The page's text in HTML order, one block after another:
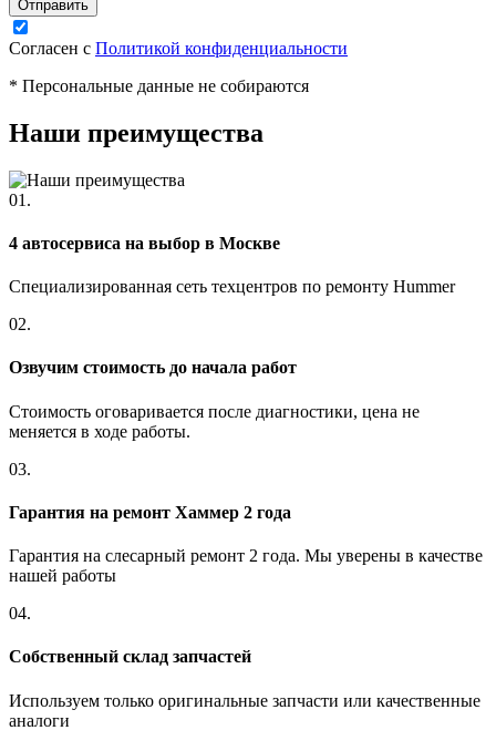
Согласен с Политикой конфиденциальности
* Персональные данные не собираются
Наши преимущества
01.
4 автосервиса на выбор в Москве
Специализированная сеть техцентров по ремонту Hummer
02.
Озвучим стоимость до начала работ
Стоимость оговаривается после диагностики, цена не
меняется в ходе работы.
03.
Гарантия на ремонт Хаммер 2 года
Гарантия на слесарный ремонт 2 года. Мы уверены в качестве
нашей работы
04.
Собственный склад запчастей
Используем только оригинальные запчасти или качественные
аналоги